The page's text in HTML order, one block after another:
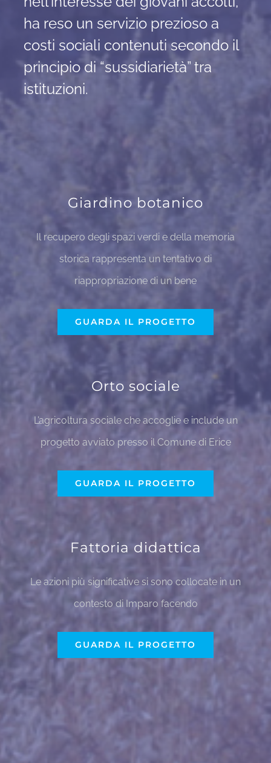
ha reso un servizio prezioso a
costi sociali contenuti secondo il
principio di “sussidiarietà” tra
istituzioni.
Giardino botanico
Il recupero degli spazi verdi e della memoria
storica rappresenta un tentativo di
riappropriazione di un bene
GUARDA IL PROGETTO
Orto sociale
L’agricoltura sociale che accoglie e include un
progetto avviato presso il Comune di Erice
GUARDA IL PROGETTO
Fattoria didattica
Le azioni più significative si sono collocate in un
contesto di Imparo facendo
GUARDA IL PROGETTO